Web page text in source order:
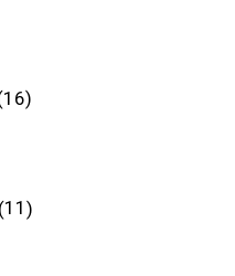
16
11